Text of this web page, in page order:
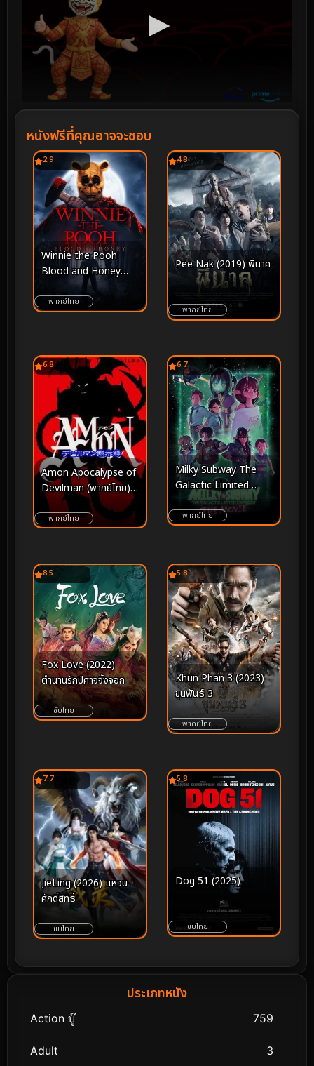
หนังฟรีที่คุณอาจจะชอบ
2.9
Winnie the Pooh
Blood and Honey
(2023) โหด เห็น หมี
พากย์ไทย
4.8
Pee Nak (2019) พี่นาค
พากย์ไทย
6.8
Amon Apocalypse of
Devilman (พากย์ไทย)
(2000)
พากย์ไทย
6.7
Milky Subway The
Galactic Limited
Express to the
Theater (2026) มิลกี้
พากย์ไทย
8.5
Fox Love (2022)
ตำนานรักปีศาจจิ้งจอก
ซับไทย
5.8
Khun Phan 3 (2023)
ขุนพันธ์ 3
พากย์ไทย
7.7
JieLing (2026) แหวน
ศักดิ์สิทธิ์
ซับไทย
5.8
Dog 51 (2025)
ซับไทย
ประเภทหนัง
Action บู๊ 759
Adult 3